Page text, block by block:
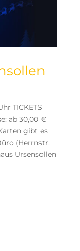
TICKETS
ab 30,00 €
gibt es
(Herrnstr.
Ursensollen